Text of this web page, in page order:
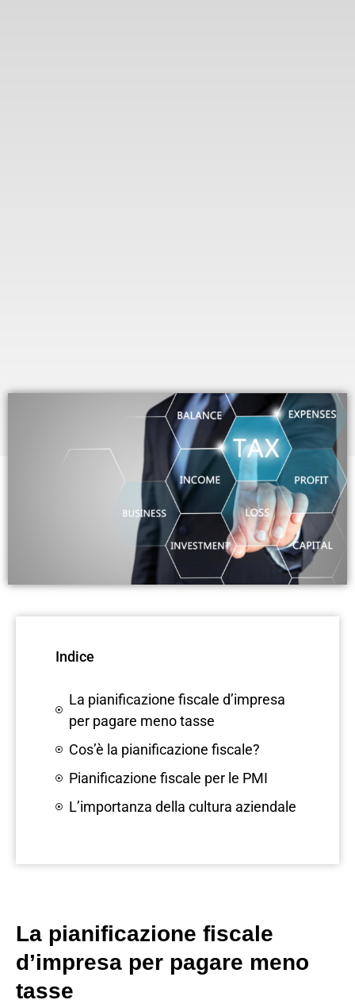
Indice
La pianificazione fiscale d’impresa
per pagare meno tasse
Cos’è la pianificazione fiscale?
Pianificazione fiscale per le PMI
L’importanza della cultura aziendale
La pianificazione fiscale
d’impresa per pagare meno
tasse